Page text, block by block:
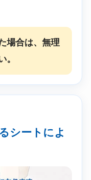
場合は、無理
。
シートによ